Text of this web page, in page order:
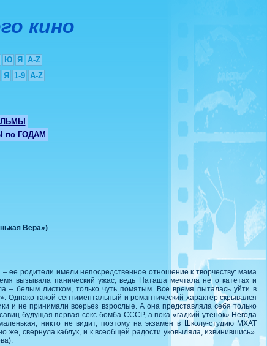
кино
Ю Я
A-Z
Я 1-9 A-Z
ГОДАМ
Вера»)
ее родители имели непосредственное отношение к творчеству: мама
вызывала панический ужас, ведь Наташа мечтала не о катетах и
белым листком, только чуть помятым. Все время пыталась уйти в
Однако такой сентиментальный и романтический характер скрывался
и не принимали всерьез взрослые. А она представляла себя только
будущая первая секс-бомба СССР, а пока «гадкий утенок» Негода
никто не видит, поэтому на экзамен в Школу-студию МХАТ
же, свернула каблук, и к всеобщей радости уковыляла, извинившись».